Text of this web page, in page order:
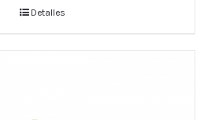
Detalles